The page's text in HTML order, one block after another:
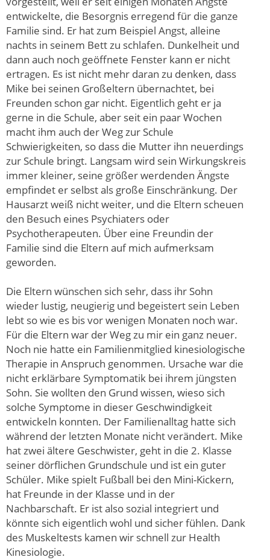
entwickelte, die Besorgnis erregend für die ganze
Familie sind. Er hat zum Beispiel Angst, alleine
nachts in seinem Bett zu schlafen. Dunkelheit und
dann auch noch geöffnete Fenster kann er nicht
ertragen. Es ist nicht mehr daran zu denken, dass
Mike bei seinen Großeltern übernachtet, bei
Freunden schon gar nicht. Eigentlich geht er ja
gerne in die Schule, aber seit ein paar Wochen
macht ihm auch der Weg zur Schule
Schwierigkeiten, so dass die Mutter ihn neuerdings
zur Schule bringt. Langsam wird sein Wirkungskreis
immer kleiner, seine größer werdenden Ängste
empfindet er selbst als große Einschränkung. Der
Hausarzt weiß nicht weiter, und die Eltern scheuen
den Besuch eines Psychiaters oder
Psychotherapeuten. Über eine Freundin der
Familie sind die Eltern auf mich aufmerksam
geworden.
Die Eltern wünschen sich sehr, dass ihr Sohn
wieder lustig, neugierig und begeistert sein Leben
lebt so wie es bis vor wenigen Monaten noch war.
Für die Eltern war der Weg zu mir ein ganz neuer.
Noch nie hatte ein Familienmitglied kinesiologische
Therapie in Anspruch genommen. Ursache war die
nicht erklärbare Symptomatik bei ihrem jüngsten
Sohn. Sie wollten den Grund wissen, wieso sich
solche Symptome in dieser Geschwindigkeit
entwickeln konnten. Der Familienalltag hatte sich
während der letzten Monate nicht verändert. Mike
hat zwei ältere Geschwister, geht in die 2. Klasse
seiner dörflichen Grundschule und ist ein guter
Schüler. Mike spielt Fußball bei den Mini-Kickern,
hat Freunde in der Klasse und in der
Nachbarschaft. Er ist also sozial integriert und
könnte sich eigentlich wohl und sicher fühlen. Dank
des Muskeltests kamen wir schnell zur Health
Kinesiologie.